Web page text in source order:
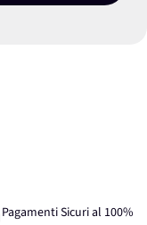
Pagamenti Sicuri al 100%